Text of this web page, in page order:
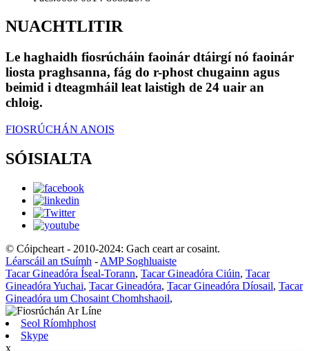
NUACHTLITIR
Le haghaidh fiosrúcháin faoinár dtáirgí nó faoinár
liosta praghsanna, fág do r-phost chugainn agus
beimid i dteagmháil leat laistigh de 24 uair an
chloig.
FIOSRÚCHÁN ANOIS
SÓISIALTA
© Cóipcheart - 2010-2024: Gach ceart ar cosaint.
Léarscáil an tSuímh - AMP Soghluaiste
Tacar Gineadóra Íseal-Torann, Tacar Gineadóra Ciúin, Tacar
Gineadóra Yuchai, Tacar Gineadóra, Tacar Gineadóra Díosail, Tacar
Gineadóra um Chosaint Chomhshaoil,
Seol Ríomhphost
Skype
x